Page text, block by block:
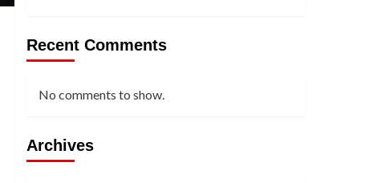
Recent Comments
No comments to show.
Archives